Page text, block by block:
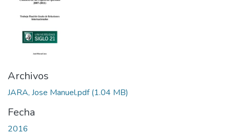
Archivos
JARA, Jose Manuel.pdf(1.04 MB)
Fecha
2016